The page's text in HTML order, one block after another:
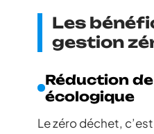
Les
gestion
Réduction
écologique
Le zéro déchet,